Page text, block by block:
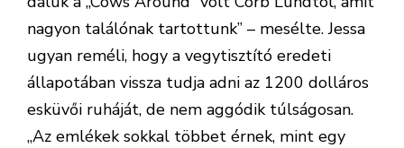
nagyon találónak tartottunk” – mesélte. Jessa
ugyan reméli, hogy a vegytisztító eredeti
állapotában vissza tudja adni az 1200 dolláros
esküvői ruháját, de nem aggódik túlságosan.
„Az emlékek sokkal többet érnek, mint egy